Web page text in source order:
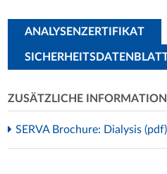
ANALYSENZERTIFIKAT
ZUSÄTZLICHE
SERVA Brochure: Dialysis (pdf)